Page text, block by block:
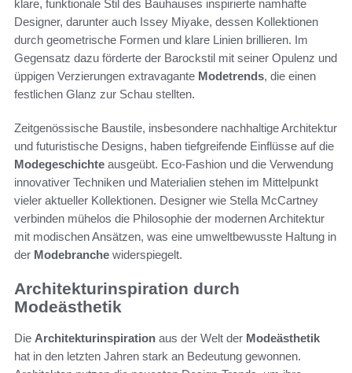
klare, funktionale Stil des Bauhauses inspirierte namhafte
Designer, darunter auch Issey Miyake, dessen Kollektionen
durch geometrische Formen und klare Linien brillieren. Im
Gegensatz dazu förderte der Barockstil mit seiner Opulenz und
üppigen Verzierungen extravagante Modetrends, die einen
festlichen Glanz zur Schau stellten.
Zeitgenössische Baustile, insbesondere nachhaltige Architektur
und futuristische Designs, haben tiefgreifende Einflüsse auf die
Modegeschichte ausgeübt. Eco-Fashion und die Verwendung
innovativer Techniken und Materialien stehen im Mittelpunkt
vieler aktueller Kollektionen. Designer wie Stella McCartney
verbinden mühelos die Philosophie der modernen Architektur
mit modischen Ansätzen, was eine umweltbewusste Haltung in
der Modebranche widerspiegelt.
Architekturinspiration durch
Modeästhetik
Die Architekturinspiration aus der Welt der Modeästhetik
hat in den letzten Jahren stark an Bedeutung gewonnen.